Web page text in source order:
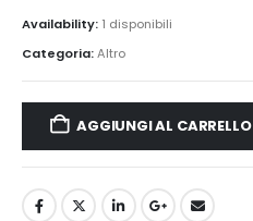
Availability: 1 disponibili
Categoria:Altro
AGGIUNGI AL CARRELLO